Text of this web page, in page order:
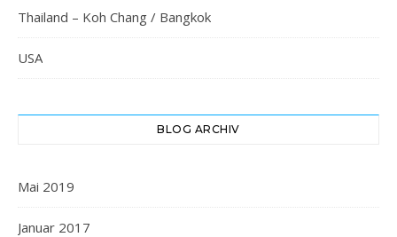
Thailand – Koh Chang / Bangkok
USA
BLOG ARCHIV
Mai 2019
Januar 2017